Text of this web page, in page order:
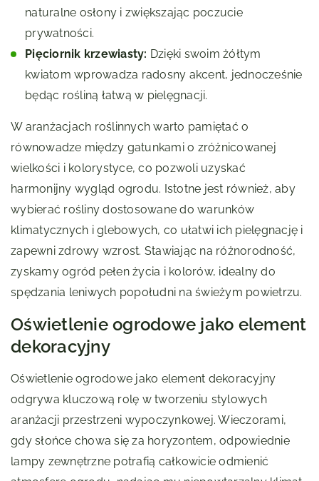
naturalne osłony i zwiększając poczucie
prywatności.
Pięciornik krzewiasty: Dzięki swoim żółtym
kwiatom wprowadza radosny akcent, jednocześnie
będąc rośliną łatwą w pielęgnacji.
W aranżacjach roślinnych warto pamiętać o
równowadze między gatunkami o zróżnicowanej
wielkości i kolorystyce, co pozwoli uzyskać
harmonijny wygląd ogrodu. Istotne jest również, aby
wybierać rośliny dostosowane do warunków
klimatycznych i glebowych, co ułatwi ich pielęgnację i
zapewni zdrowy wzrost. Stawiając na różnorodność,
zyskamy ogród pełen życia i kolorów, idealny do
spędzania leniwych popołudni na świeżym powietrzu.
Oświetlenie ogrodowe jako element
dekoracyjny
Oświetlenie ogrodowe jako element dekoracyjny
odgrywa kluczową rolę w tworzeniu stylowych
aranżacji przestrzeni wypoczynkowej. Wieczorami,
gdy słońce chowa się za horyzontem, odpowiednie
lampy zewnętrzne potrafią całkowicie odmienić